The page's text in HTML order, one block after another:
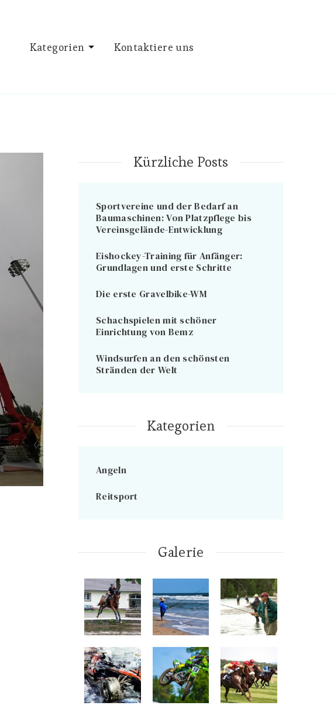
Kategorien Kontaktiere uns
Kürzliche Posts
Sportvereine und der Bedarf an
Baumaschinen: Von Platzpflege bis
Vereinsgelände-Entwicklung
Eishockey-Training für Anfänger:
Grundlagen und erste Schritte
Die erste Gravelbike-WM
Schachspielen mit schöner
Einrichtung von Bemz
Windsurfen an den schönsten
Stränden der Welt
Kategorien
Angeln
Reitsport
Galerie